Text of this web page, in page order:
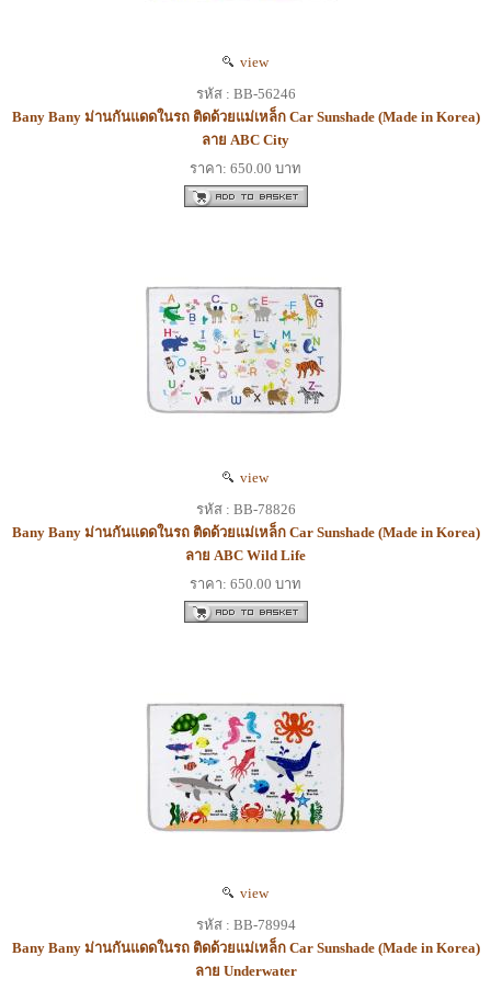
view
รหัส : BB-56246
Bany Bany ม่านกันแดดในรถ ติดด้วยแม่เหล็ก Car Sunshade (Made in Korea)
ลาย ABC City
ราคา: 650.00 บาท
view
รหัส : BB-78826
Bany Bany ม่านกันแดดในรถ ติดด้วยแม่เหล็ก Car Sunshade (Made in Korea)
ลาย ABC Wild Life
ราคา: 650.00 บาท
view
รหัส : BB-78994
Bany Bany ม่านกันแดดในรถ ติดด้วยแม่เหล็ก Car Sunshade (Made in Korea)
ลาย Underwater